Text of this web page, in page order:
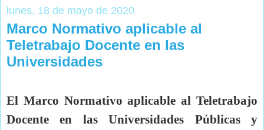
lunes, 18 de mayo de 2020
Marco Normativo aplicable al
Teletrabajo Docente en las
Universidades
El Marco Normativo aplicable al Teletrabajo
Docente en las Universidades Públicas y